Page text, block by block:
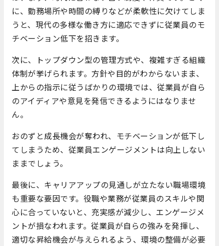
に、勤務場所や時間の縛りなどが柔軟性に欠けてしま
うと、現代の多様な働き方に適応できずに従業員のモ
チベーション低下を招きます。
次に、トップダウン型の管理方式や、複雑すぎる組織
体制が挙げられます。方針や目的がわからないまま、
上からの指示に従うばかりの環境では、従業員が自ら
のアイディアや意見を発信できるようにはなりませ
ん。
おのずと成長機会が奪われ、モチベーションが低下し
てしまうため、従業員エンゲージメントは向上しない
ままでしょう。
最後に、キャリアアップの見通しが立たない職場環境
も重要な要因です。役職や業務が従業員のスキルや関
心に合っていないと、充実感が減少し、エンゲージメ
ントが損なわれます。従業員が自らの強みを発揮し、
適切な昇給機会が与えられるよう、環境の整備が必要